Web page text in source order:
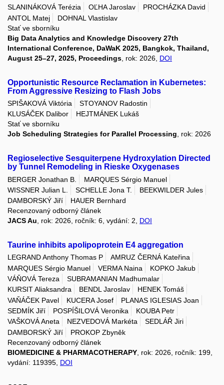
SLANINÁKOVÁ Terézia OĽHA Jaroslav
PROCHÁZKA David
ANTOL Matej
DOHNAL Vlastislav
Stať ve sborníku
Big Data Analytics and Knowledge Discovery 27th
International Conference, DaWaK 2025, Bangkok, Thailand,
August 25–27, 2025, Proceedings , rok: 2026, DOI
Opportunistic Resource Reclamation in Kubernetes:
From Aggressive Resizing to Flash Jobs
SPIŠAKOVÁ Viktória
STOYANOV Radostin
KLUSÁČEK Dalibor
HEJTMÁNEK Lukáš
Stať ve sborníku
Job Scheduling Strategies for Parallel Processing, rok: 2026
Regioselective Sesquiterpene Hydroxylation Directed
by Tunnel Remodeling in Rieske Oxygenases
BERGER Jonathan B.
MARQUES Sérgio Manuel
WISSNER Julian L.
SCHELLE Jona T.
BEEKWILDER Jules
DAMBORSKÝ Jiří
HAUER Bernhard
Recenzovaný odborný článek
JACS Au , rok: 2026, ročník: 6, vydání: 2, DOI
Taurine inhibits apolipoprotein E4 aggregation
LEGRAND Anthony Thomas P
AMRUZ ČERNÁ Kateřina
MARQUES Sérgio Manuel
VERMA Naina
KOPKO Jakub
VÁŇOVÁ Tereza
SUBRAMANIAN Madhumalar
KURSIT Aliaksandra
BENDL Jaroslav
HENEK Tomáš
VAŇÁČEK Pavel
KUCERA Josef
PLANAS IGLESIAS Joan
SEDMÍK Jiří
POSPÍŠILOVÁ Veronika
KOUBA Petr
VAŠKOVÁ Aneta
NEZVEDOVÁ Markéta
SEDLÁŘ Jiri
DAMBORSKÝ Jiří
PROKOP Zbyněk
Recenzovaný odborný článek
BIOMEDICINE & PHARMACOTHERAPY , rok: 2026, ročník: 199,
vydání: 119395, DOI